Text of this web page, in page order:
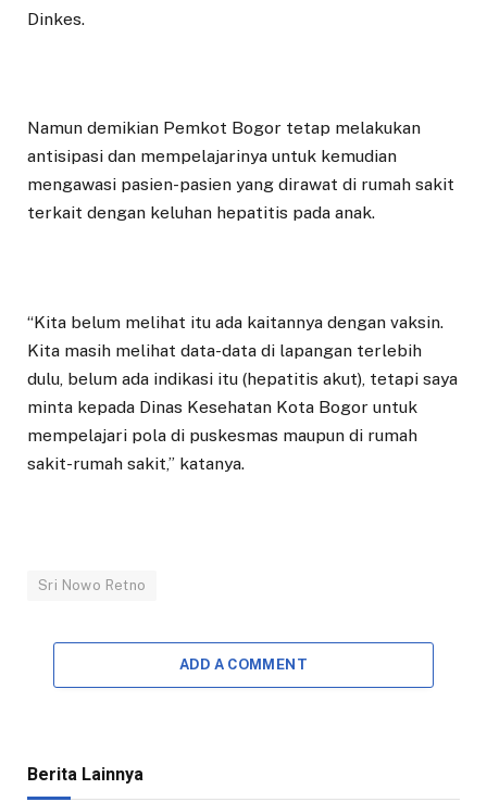
Dinkes.
Namun demikian Pemkot Bogor tetap melakukan
antisipasi dan mempelajarinya untuk kemudian
mengawasi pasien-pasien yang dirawat di rumah sakit
terkait dengan keluhan hepatitis pada anak.
“Kita belum melihat itu ada kaitannya dengan vaksin.
Kita masih melihat data-data di lapangan terlebih
dulu, belum ada indikasi itu (hepatitis akut), tetapi saya
minta kepada Dinas Kesehatan Kota Bogor untuk
mempelajari pola di puskesmas maupun di rumah
sakit-rumah sakit,” katanya.
Sri Nowo Retno
ADD A COMMENT
Berita Lainnya